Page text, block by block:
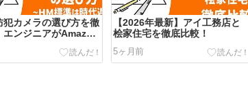
犯カメラの選び方を徹
エンジニアがAmazon
【2026年最新】アイ工務店と
桧家住宅を徹底比較！
5ヶ月前